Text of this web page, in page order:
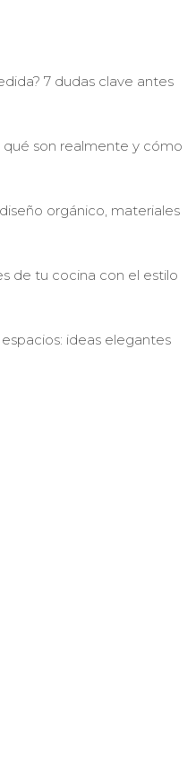
7 dudas clave antes
son realmente y cómo
orgánico, materiales
de tu cocina con el estilo
ideas elegantes